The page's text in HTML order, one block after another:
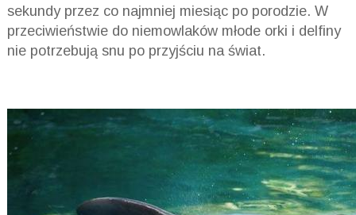
sekundy przez co najmniej miesiąc po porodzie. W
przeciwieństwie do niemowlaków młode orki i delfiny
nie potrzebują snu po przyjściu na świat.